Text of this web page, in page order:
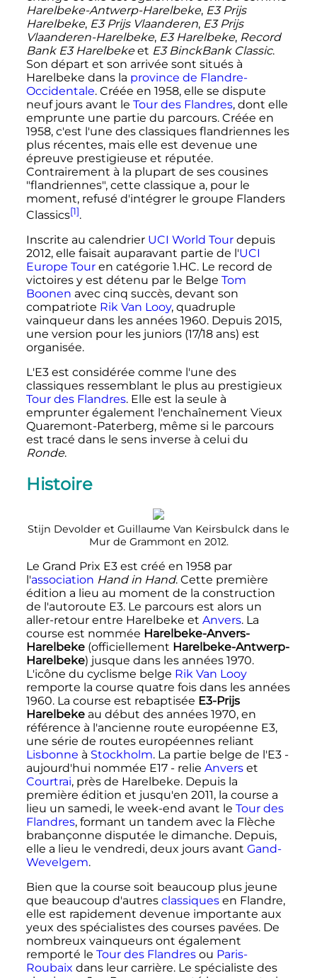
Harelbeke-Antwerp-Harelbeke, E3 Prijs
Harelbeke, E3 Prijs Vlaanderen, E3 Prijs
Vlaanderen-Harelbeke, E3 Harelbeke, Record
Bank E3 Harelbekeet E3 BinckBank Classic.
Son départ et son arrivée sont situés à
Harelbeke dans la province de Flandre-
Occidentale. Créée en 1958, elle se dispute
neuf jours avant le Tour des Flandres, dont elle
emprunte une partie du parcours. Créée en
1958, c'est l'une des classiques flandriennes les
plus récentes, mais elle est devenue une
épreuve prestigieuse et réputée.
Contrairement à la plupart de ses cousines
"flandriennes", cette classique a, pour le
moment, refusé d'intégrer le groupe Flanders
Classics[1].
Inscrite au calendrier UCI World Tourdepuis
2012, elle faisait auparavant partie de l'UCI
Europe Touren catégorie 1.HC. Le record de
victoires y est détenu par le Belge Tom
Boonen avec cinq succès, devant son
compatriote Rik Van Looy, quadruple
vainqueur dans les années 1960. Depuis 2015,
une version pour les juniors (17/18 ans) est
organisée.
L'E3 est considérée comme l'une des
classiques ressemblant le plus au prestigieux
Tour des Flandres. Elle est la seule à
emprunter également l'enchaînement Vieux
Quaremont-Paterberg, même si le parcours
est tracé dans le sens inverse à celui du
Ronde.
Histoire
Stijn Devolder et Guillaume Van Keirsbulck dans le
Mur de Grammont en 2012.
Le Grand Prix E3 est créé en 1958 par
l'association Hand in Hand. Cette première
édition a lieu au moment de la construction
de l'autoroute E3. Le parcours est alors un
aller-retour entre Harelbeke et Anvers. La
course est nommée Harelbeke-Anvers-
Harelbeke(officiellement Harelbeke-Antwerp-
Harelbeke) jusque dans les années 1970.
L'icône du cyclisme belge Rik Van Looy
remporte la course quatre fois dans les années
1960. La course est rebaptisée E3-Prijs
Harelbekeau début des années 1970, en
référence à l'ancienne route européenne E3,
une série de routes européennes reliant
Lisbonne à Stockholm. La partie belge de l'E3 -
aujourd'hui nommée E17 - relie Anverset
Courtrai, près de Harelbeke. Depuis la
première édition et jusqu'en 2011, la course a
lieu un samedi, le week-end avant le Tour des
Flandres, formant un tandem avec la Flèche
brabançonne disputée le dimanche. Depuis,
elle a lieu le vendredi, deux jours avant Gand-
Wevelgem.
Bien que la course soit beaucoup plus jeune
que beaucoup d'autres classiquesen Flandre,
elle est rapidement devenue importante aux
yeux des spécialistes des courses pavées. De
nombreux vainqueurs ont également
remporté le Tour des Flandresou Paris-
Roubaix dans leur carrière. Le spécialiste des